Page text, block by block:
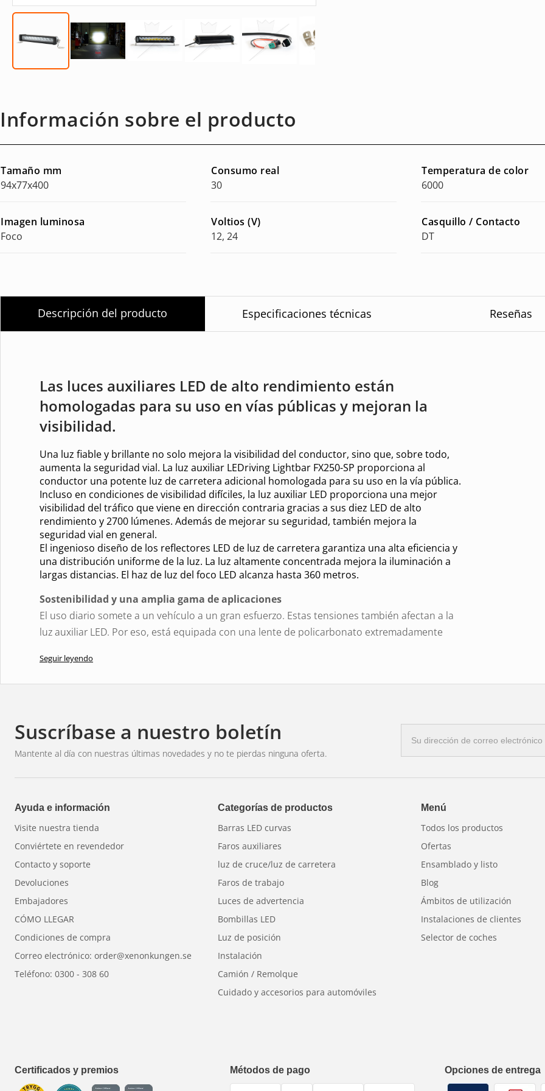
Información sobre el producto
Tamaño mm
94x77x400
Consumo real
30
Temperatura de color
6000
Imagen luminosa
Foco
Voltios (V)
12, 24
Casquillo / Contacto
DT
Descripción del producto Especificaciones técnicas Reseñas
Las luces auxiliares LED de alto rendimiento están
homologadas para su uso en vías públicas y mejoran la
visibilidad.
Una luz fiable y brillante no solo mejora la visibilidad del conductor, sino que, sobre todo,
aumenta la seguridad vial. La luz auxiliar LEDriving Lightbar FX250-SP proporciona al
conductor una potente luz de carretera adicional homologada para su uso en la vía pública.
Incluso en condiciones de visibilidad difíciles, la luz auxiliar LED proporciona una mejor
visibilidad del tráfico que viene en dirección contraria gracias a sus diez LED de alto
rendimiento y 2700 lúmenes. Además de mejorar su seguridad, también mejora la
seguridad vial en general.
El ingenioso diseño de los reflectores LED de luz de carretera garantiza una alta eficiencia y
una distribución uniforme de la luz. La luz altamente concentrada mejora la iluminación a
largas distancias. El haz de luz del foco LED alcanza hasta 360 metros.
Sostenibilidad y una amplia gama de aplicaciones
El uso diario somete a un vehículo a un gran esfuerzo. Estas tensiones también afectan a la
luz auxiliar LED. Por eso, está equipada con una lente de policarbonato extremadamente
Pero no son solo los materiales de alta calidad los que contribuyen a la durabilidad: la
unidad de accionamiento integrada y el sistema de gestión del calor también juegan un
cuando se excede la corriente predeterminada durante un periodo específico. Esto evita el
sobrecalentamiento temporal y prolonga la vida útil de la luz auxiliar LED.
terreno, en caminos de grava y forestales sin iluminación y en la agricultura.
vehículos 4×4 y comerciales, así como en vehículos industriales y de construcción.
Foco
tiene una luz direccional que permite que la luz llegue lo más lejos posible.
Seguir leyendo
Suscríbase a nuestro boletín
Mantente al día con nuestras últimas novedades y no te pierdas ninguna oferta.
electrónico
Ayuda e información
Visite nuestra tienda
Conviértete en revendedor
Contacto y soporte
Devoluciones
Embajadores
CÓMO LLEGAR
Condiciones de compra
Correo electrónico: order@xenonkungen.se
Teléfono: 0300 - 308 60
Categorías de productos
Barras LED curvas
Faros auxiliares
luz de cruce/luz de carretera
Faros de trabajo
Luces de advertencia
Bombillas LED
Luz de posición
Instalación
Camión / Remolque
Cuidado y accesorios para automóviles
Menú
Todos los productos
Ofertas
Ensamblado y listo
Blog
Ámbitos de utilización
Instalaciones de clientes
Selector de coches
Certificados y premios Métodos de pago Opciones de entrega